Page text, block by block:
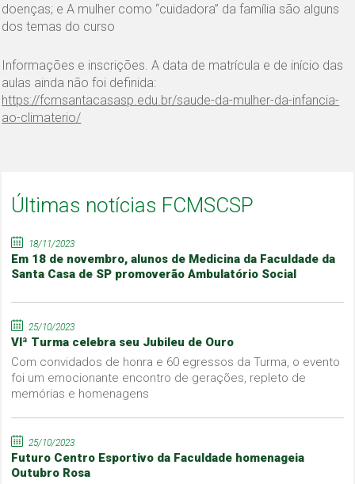
doenças; e A mulher como “cuidadora” da família são alguns
dos temas do curso
Informações e inscrições. A data de matrícula e de início das
aulas ainda não foi definida:
https://fcmsantacasasp.edu.br/saude-da-mulher-da-infancia-
ao-climaterio/
Últimas notícias FCMSCSP
18/11/2023
Em 18 de novembro, alunos de Medicina da Faculdade da
Santa Casa de SP promoverão Ambulatório Social
25/10/2023
VIª Turma celebra seu Jubileu de Ouro
Com convidados de honra e 60 egressos da Turma, o evento
foi um emocionante encontro de gerações, repleto de
memórias e homenagens
25/10/2023
Futuro Centro Esportivo da Faculdade homenageia
Outubro Rosa